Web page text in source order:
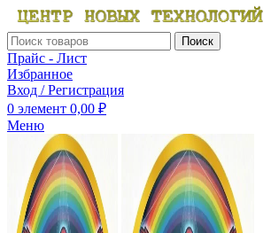
Поиск
Прайс - Лист
Избранное
Вход / Регистрация
0 элемент 0,00 ₽
Меню